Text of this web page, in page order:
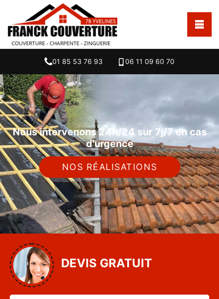
01 85 53 76 93 06 11 09 60 70
Nous intervenons 24h/24 sur 7j/7 en cas
d'urgence
NOS RÉALISATIONS
DEVIS GRATUIT